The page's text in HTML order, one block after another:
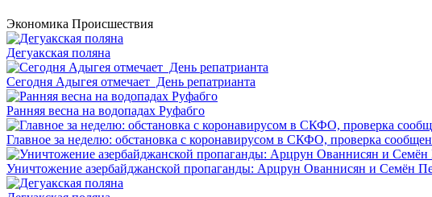
Экономика Происшествия
Дегуакская поляна
Сегодня Адыгея отмечает День репатрианта
Ранняя весна на водопадах Руфабго
Главное за неделю: обстановка с коронавирусом в СКФО, проверка
Уничтожение азербайджанской пропаганды: Арцрун Ованнисян и Семён